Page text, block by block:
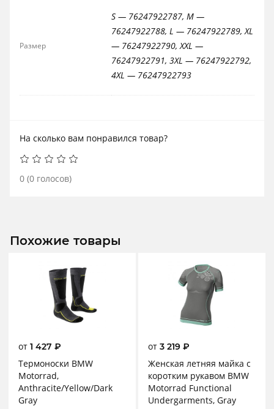
Размер
S — 76247922787, M —
76247922788, L — 76247922789, XL
— 76247922790, XXL —
76247922791, 3XL — 76247922792,
4XL — 76247922793
На сколько вам понравился товар?
0 (0 голосов)
Похожие товары
от 1 427 ₽
Термоноски BMW
Motorrad,
Anthracite/Yellow/Dark
Gray
от 3 219 ₽
Женская летняя майка с
коротким рукавом BMW
Motorrad Functional
Undergarments, Gray